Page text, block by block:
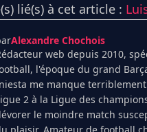
lié(s) à cet article :
Alexandre Chochois
web depuis 2010,
l'époque du grand
me manque
2 à la Ligue des
le moindre match